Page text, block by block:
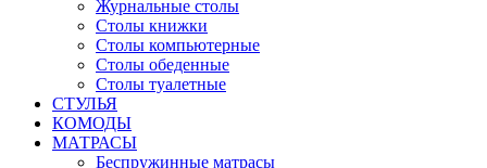
Журнальные столы
Столы книжки
Столы компьютерные
Столы обеденные
Столы туалетные
СТУЛЬЯ
КОМОДЫ
МАТРАСЫ
Беспружинные матрасы